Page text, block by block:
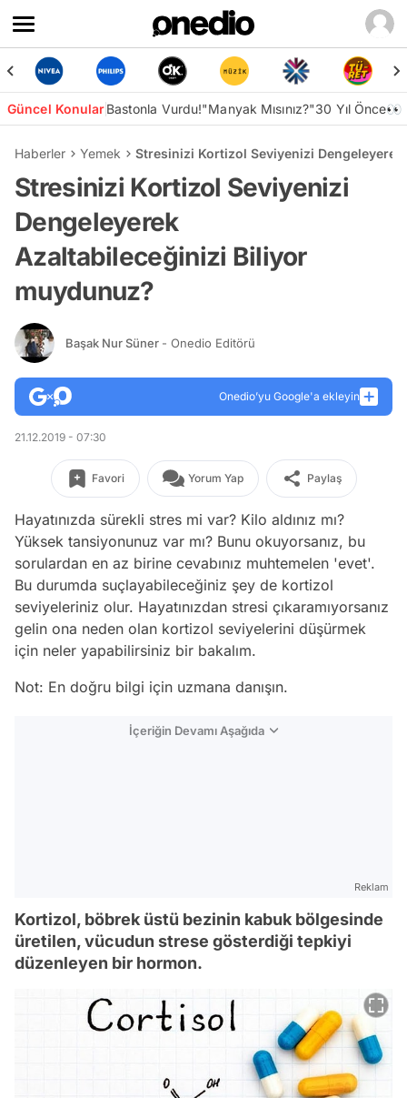
Güncel KonularBastonla Vurdu!"Manyak Mısınız?"30 Yıl Önce👀
Haberler Yemek Stresinizi Kortizol Seviyenizi
Stresinizi Kortizol Seviyenizi
Dengeleyerek
Azaltabileceğinizi Biliyor
muydunuz?
Başak Nur Süner - Onedio Editörü
Onedio’yu Google'a ekleyin
21.12.2019 - 07:30
Favori Yorum Yap Paylaş
Hayatınızda sürekli stres mi var? Kilo aldınız mı?
Yüksek tansiyonunuz var mı? Bunu okuyorsanız, bu
sorulardan en az birine cevabınız muhtemelen 'evet'.
Bu durumda suçlayabileceğiniz şey de kortizol
seviyeleriniz olur. Hayatınızdan stresi çıkaramıyorsanız
gelin ona neden olan kortizol seviyelerini düşürmek
için neler yapabilirsiniz bir bakalım.
Not: En doğru bilgi için uzmana danışın.
İçeriğin Devamı Aşağıda
Reklam
Kortizol, böbrek üstü bezinin kabuk bölgesinde
üretilen, vücudun strese gösterdiği tepkiyi
düzenleyen bir hormon.